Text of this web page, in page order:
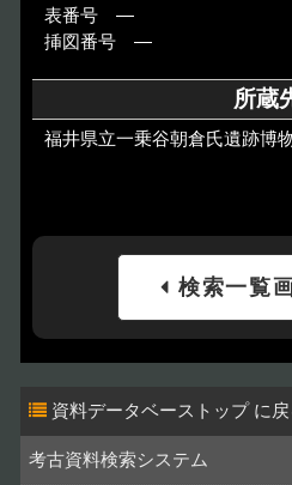
表番号 ―
挿図番号 ―
所蔵
福井県立一乗谷朝倉氏遺跡博
検索一覧
資料データベーストップ
考古資料検索システム